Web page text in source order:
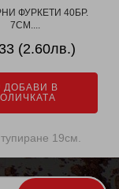
ФУРКЕТИ 40БР.
7СМ....
(2.60лв.)
ДОБАВИ В
19см.